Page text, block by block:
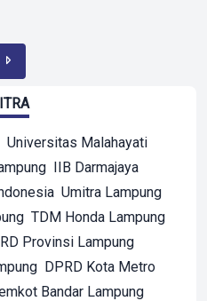
Universitas Malahayati
IIB Darmajaya
Umitra Lampung
TDM Honda Lampung
Provinsi Lampung
DPRD Kota Metro
Bandar Lampung